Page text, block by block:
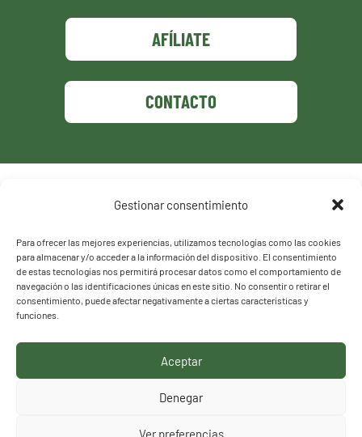
Gestionar consentimiento
Para ofrecer las mejores experiencias, utilizamos tecnologías como las cookies
para almacenar y/o acceder a la información del dispositivo. El consentimiento
de estas tecnologías nos permitirá procesar datos como el comportamiento de
navegación o las identificaciones únicas en este sitio. No consentir o retirar el
consentimiento, puede afectar negativamente a ciertas características y
funciones.
Aceptar
Denegar
Ver preferencias
AFÍLIATE
CONTACTO
Política de privacidad
HACEMOS LO QUE
DECIMOS, DECIMOS LO